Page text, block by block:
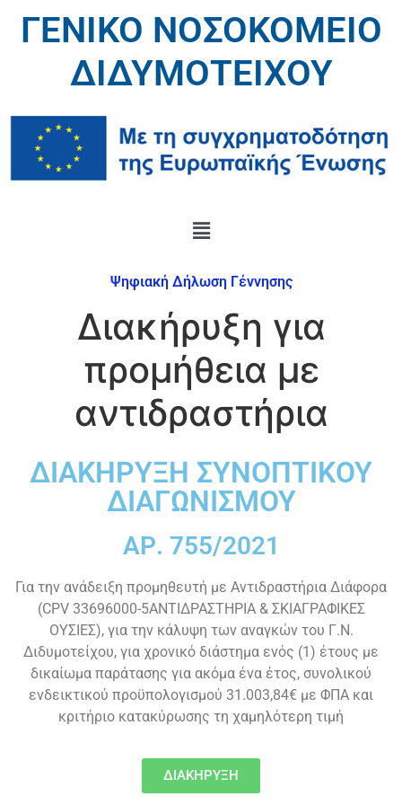
ΓΕΝΙΚΟ ΝΟΣΟΚΟΜΕΙΟ
ΔΙΔΥΜΟΤΕΙΧΟΥ
Ψηφιακή Δήλωση Γέννησης
Διακήρυξη για
προμήθεια με
αντιδραστήρια
ΔΙΑΚΗΡΥΞΗ ΣΥΝΟΠΤΙΚΟΥ
ΔΙΑΓΩΝΙΣΜΟΥ
ΑΡ. 755/2021
Για την ανάδειξη προμηθευτή με Αντιδραστήρια Διάφορα
(CPV 33696000-5ΑΝΤΙΔΡΑΣΤΗΡΙΑ & ΣΚΙΑΓΡΑΦΙΚΕΣ
ΟΥΣΙΕΣ), για την κάλυψη των αναγκών του Γ.Ν.
Διδυμοτείχου, για χρονικό διάστημα ενός (1) έτους με
δικαίωμα παράτασης για ακόμα ένα έτος, συνολικού
ενδεικτικού προϋπολογισμού 31.003,84€ με ΦΠΑ και
κριτήριο κατακύρωσης τη χαμηλότερη τιμή
ΔΙΑΚΗΡΥΞΗ